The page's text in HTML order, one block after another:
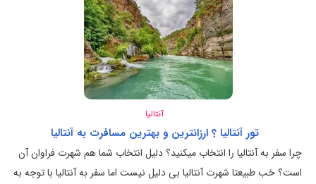
آنتالیا
تور آنتالیا ؟ ارزانترین و بهترین مسافرت به آنتالیا
چرا سفر به آنتالیا را انتخاب میکنید؟ دلیل انتخاب شما هم شهرت فراوان آن
است؟ خب طبیعتا شهرت آنتالیا بی دلیل نیست اما سفر به آنتالیا با توجه به